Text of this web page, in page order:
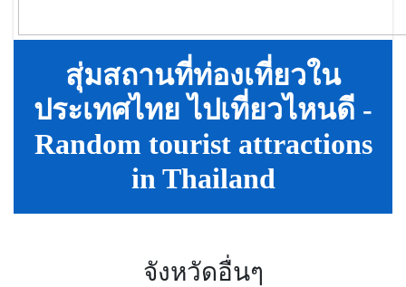
สุ่มสถานที่ท่องเที่ยวใน
ประเทศไทย ไปเที่ยวไหนดี -
Random tourist attractions
in Thailand
จังหวัดอื่นๆ